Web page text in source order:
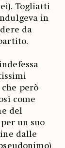
Togliatti
in
da
però
come
del
un suo
dalle